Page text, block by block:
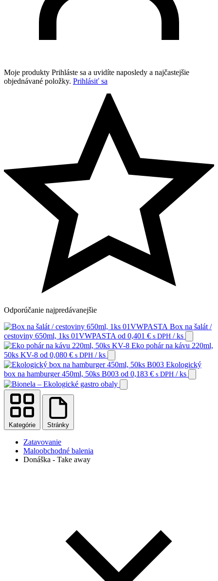
Moje produkty Prihláste sa a uvidíte naposledy a najčastejšie
objednávané položky. Prihlásiť sa
Odporúčanie najpredávanejšie
Box na šalát /
cestoviny 650ml, 1ks 01VWPASTA od 0,401 € s DPH / ks
Eko pohár na kávu 220ml,
50ks KV-8 od 0,080 € s DPH / ks
Ekologický
box na hamburger 450ml, 50ks B003 od 0,183 € s DPH / ks
Kategórie Stránky
Zatavovanie
Maloobchodné balenia
Donáška - Take away